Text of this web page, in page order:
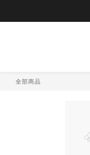
全部商品